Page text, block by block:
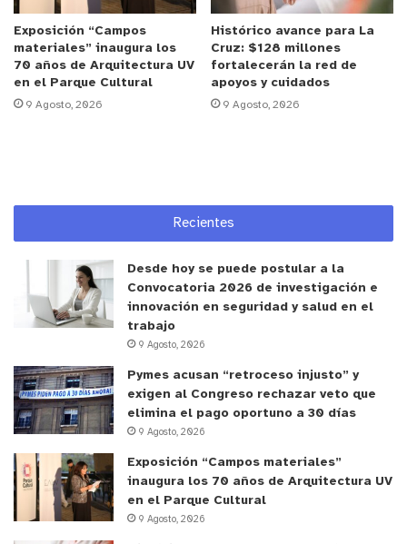
curso, que tuvo una duración de 6 meses. La
instancia permitió al público apreciar no solo el
resultado material de los instrumentos, sino
también su calidad sonora.
que nos guía en el camino. Así que muy agradecida
de esta instancia”, señala Andrea Ramírez.
Los talleres de laEscuela de Luthería y Maderas de
Valparaísofueron financiados por elFondart
Regional del Ministerio de las Culturas, las Artes y
, y se enmarca en una línea de trabajo
orientada a la preservación, transmisión y
actualización de oficios tradicionales vinculados a
la madera, la creación artística y la música.
Si quieres más información, puedes visitar en
Instagram @gandulfoguitarras o en el sitio web:
https://gandulfoguitarras.cl/
Exposición “Campos
materiales” inaugura los
70 años de Arquitectura UV
en el Parque Cultural
9 Agosto, 2026
Histórico avance para La
Cruz: $128 millones
fortalecerán la red de
apoyos y cuidados
9 Agosto, 2026
Recientes
Desde hoy se puede postular a la
Convocatoria 2026 de investigación e
innovación en seguridad y salud en el
trabajo
9 Agosto, 2026
Pymes acusan “retroceso injusto” y
exigen al Congreso rechazar veto que
elimina el pago oportuno a 30 días
9 Agosto, 2026
Exposición “Campos materiales”
inaugura los 70 años de Arquitectura UV
en el Parque Cultural
9 Agosto, 2026